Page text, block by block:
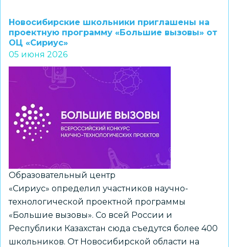
заявок
на
участие
XI
Международном
Кремлевском
Благотворительном
Кадетском
Новосибирские школьники приглашены на
проектную программу «Большие вызовы» от
ОЦ «Сириус»
05 июня 2026
Образовательный центр
«Сириус» определил участников научно-
технологической проектной программы
«Большие вызовы». Со всей России и
Республики Казахстан сюда съедутся более 400
школьников. От Новосибирской области на